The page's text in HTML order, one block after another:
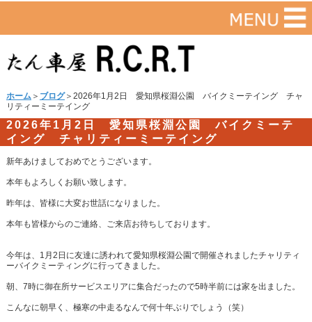
ホーム ＞ ブログ＞2026年1月2日 愛知県桜淵公園 バイクミーテイング チャ
リティーミーテイング
2026年1月2日 愛知県桜淵公園 バイクミーテ
イング チャリティーミーテイング
新年あけましておめでとうございます。
本年もよろしくお願い致します。
昨年は、皆様に大変お世話になりました。
本年も皆様からのご連絡、ご来店お待ちしております。
今年は、1月2日に友達に誘われて愛知県桜淵公園で開催されましたチャリティ
ーバイクミーティングに行ってきました。
朝、7時に御在所サービスエリアに集合だったので5時半前には家を出ました。
こんなに朝早く、極寒の中走るなんで何十年ぶりでしょう（笑）